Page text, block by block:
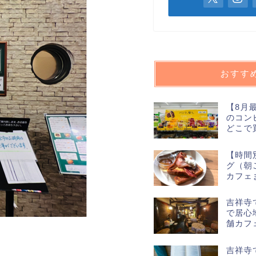
おすす
【8月
のコン
どこで
【時
グ（朝
カフェ
吉祥寺
で居心
舗カフ
吉祥寺